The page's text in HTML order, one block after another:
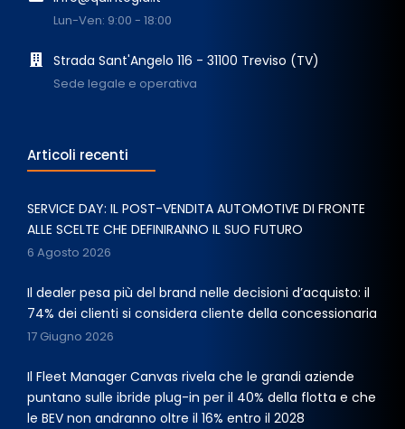
Lun-Ven: 9:00 - 18:00
Strada Sant'Angelo 116 - 31100 Treviso (TV)
Sede legale e operativa
Articoli recenti
SERVICE DAY: IL POST-VENDITA AUTOMOTIVE DI FRONTE
ALLE SCELTE CHE DEFINIRANNO IL SUO FUTURO
6 Agosto 2026
Il dealer pesa più del brand nelle decisioni d’acquisto: il
74% dei clienti si considera cliente della concessionaria
17 Giugno 2026
Il Fleet Manager Canvas rivela che le grandi aziende
puntano sulle ibride plug-in per il 40% della flotta e che
le BEV non andranno oltre il 16% entro il 2028